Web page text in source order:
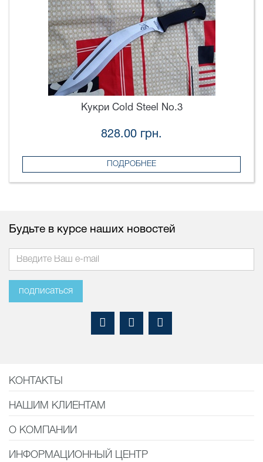
Кукри Cold Steel No.3
828.00 грн.
ПОДРОБНЕЕ
Будьте в курсе наших новостей
подписаться
КОНТАКТЫ
НАШИМ КЛИЕНТАМ
О КОМПАНИИ
ИНФОРМАЦИОННЫЙ ЦЕНТР